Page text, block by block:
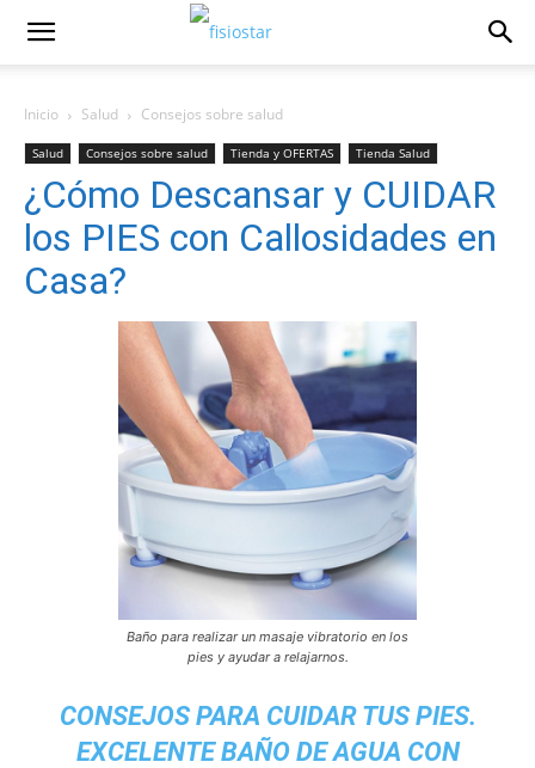
Inicio Salud Consejos sobre salud
Salud Consejos sobre salud Tienda y OFERTAS Tienda Salud
¿Cómo Descansar y CUIDAR
los PIES con Callosidades en
Casa?
Baño para realizar un masaje vibratorio en los
pies y ayudar a relajarnos.
CONSEJOS PARA CUIDAR TUS PIES.
EXCELENTE BAÑO DE AGUA CON